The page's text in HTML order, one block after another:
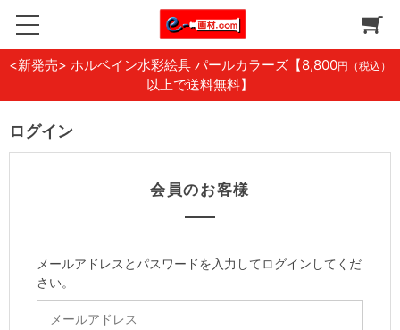
<新発売> ホルベイン水彩絵具 パールカラーズ 【8,800円（税込）
以上で送料無料】
ログイン
会員のお客様
メールアドレスとパスワードを入力してログインしてくだ
さい。